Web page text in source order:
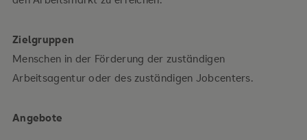
Zielgruppen
Menschen in der Förderung der zuständigen
Arbeitsagentur oder des zuständigen Jobcenters.
Angebote